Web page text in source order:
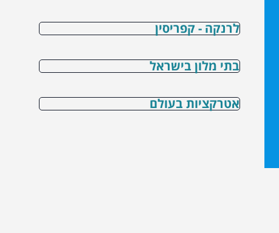
לרנקה - קפריסין
בתי מלון בישראל
אטרקציות בעולם